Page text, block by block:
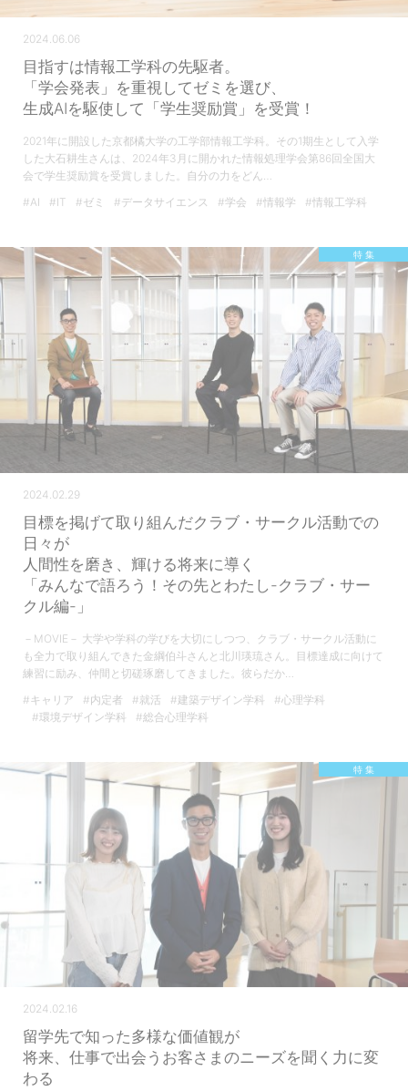
2024.06.06
目指すは情報工学科の先駆者。
「学会発表」を重視してゼミを選び、
生成AIを駆使して「学生奨励賞」を受賞！
2021年に開設した京都橘大学の工学部情報工学科。その1期生として入学
した大石耕生さんは、2024年3月に開かれた情報処理学会第86回全国大
会で学生奨励賞を受賞しました。自分の力をどん…
#AI
#IT #ゼミ #データサイエンス #学会 #情報学 #情報工学科
特 集
2024.02.29
目標を掲げて取り組んだクラブ・サークル活動での
日々が
人間性を磨き、輝ける将来に導く
「みんなで語ろう！その先とわたし-クラブ・サー
クル編-」
－MOVIE－ 大学や学科の学びを大切にしつつ、クラブ・サークル活動に
も全力で取り組んできた金綱伯斗さんと北川瑛琉さん。目標達成に向けて
練習に励み、仲間と切磋琢磨してきました。彼らだか…
#キャリア
#内定者 #就活 #建築デザイン学科
#心理学科
#環境デザイン学科
#総合心理学科
特 集
2024.02.16
留学先で知った多様な価値観が
将来、仕事で出会うお客さまのニーズを聞く力に変
わる